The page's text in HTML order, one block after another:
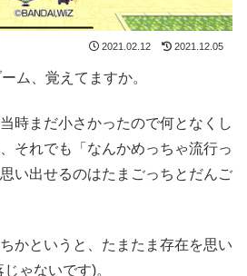
2021.02.12 2021.12.05
ム、覚えてますか。
時まだ小さかったので何となくし
それでも「なんかめっちゃ流行っ
い出せるのはたまごっちとだんご
かというと、たまたま存在を思い
ゃないです)。